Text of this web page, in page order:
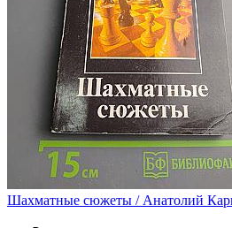
Шахматные сюжеты / Анатолий